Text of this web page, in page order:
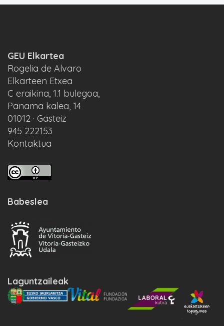
GEU Elkartea
Rogelia de Alvaro
Elkarteen Etxea
C eraikina, 1.1 bulegoa,
Panama kalea, 14
01012 · Gasteiz
945 222153
Kontaktua
Babeslea
Laguntzaileak